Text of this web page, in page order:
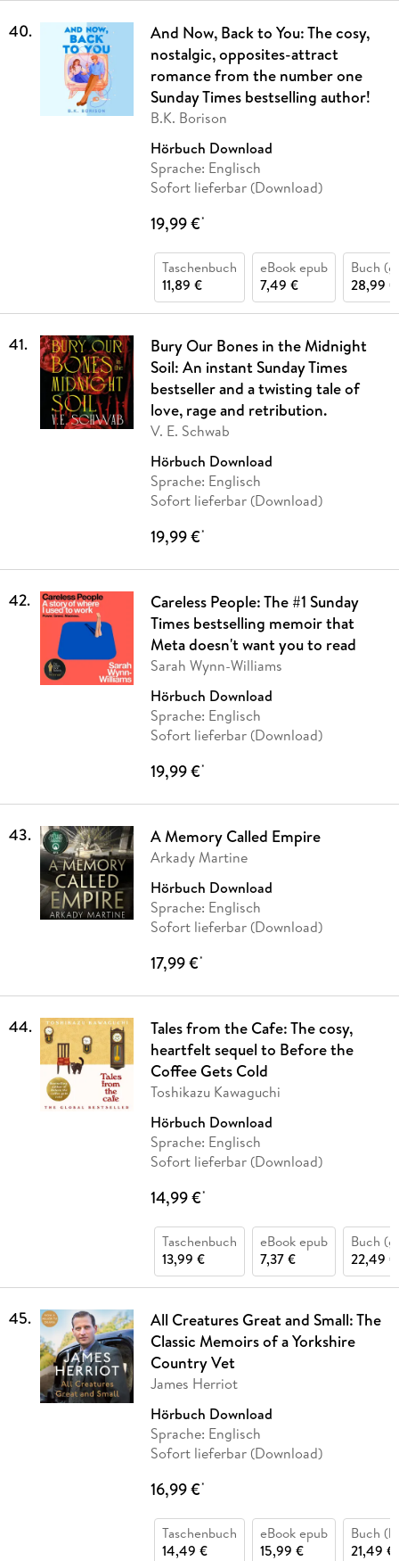
40.
And Now, Back to You: The cosy,
nostalgic, opposites-attract
romance from the number one
Sunday Times bestselling author!
B.K. Borison
Hörbuch Download
Sprache: Englisch
Sofort lieferbar (Download)
19,99 €*
Taschenbuch
11,89 €
eBook epub
7,49 €
Buch
28,99 €
41.
Bury Our Bones in the Midnight
Soil: An instant Sunday Times
bestseller and a twisting tale of
love, rage and retribution.
V. E. Schwab
Hörbuch Download
Sprache: Englisch
Sofort lieferbar (Download)
19,99 €*
42.
Careless People: The #1 Sunday
Times bestselling memoir that
Meta doesn't want you to read
Sarah Wynn-Williams
Hörbuch Download
Sprache: Englisch
Sofort lieferbar (Download)
19,99 €*
43. A Memory Called Empire
Arkady Martine
Hörbuch Download
Sprache: Englisch
Sofort lieferbar (Download)
17,99 €*
44.
Tales from the Cafe: The cosy,
heartfelt sequel to Before the
Coffee Gets Cold
Toshikazu Kawaguchi
Hörbuch Download
Sprache: Englisch
Sofort lieferbar (Download)
14,99 €*
Taschenbuch
13,99 €
eBook epub
7,37 €
Buch
22,49 €
45.
All Creatures Great and Small: The
Classic Memoirs of a Yorkshire
Country Vet
James Herriot
Hörbuch Download
Sprache: Englisch
Sofort lieferbar (Download)
16,99 €*
Taschenbuch
14,49 €
eBook epub
15,99 €
Buch
21,49 €